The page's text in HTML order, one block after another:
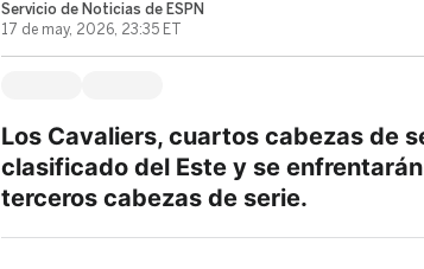
Servicio de Noticias de ESPN
17 de may, 2026, 23:35 ET
Los Cavaliers, cuartos cabezas de
clasificado del Este y se
terceros cabezas de serie.